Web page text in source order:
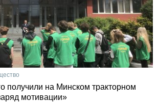
получили на Минском тракторном
мотивации»